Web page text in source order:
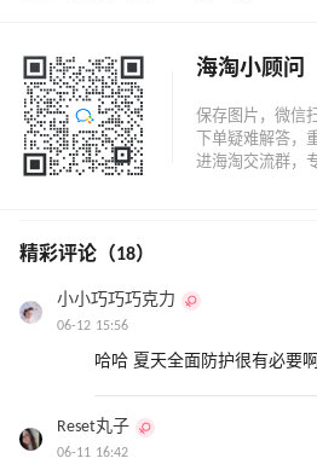
海淘小顾问
精彩评论（18）
小小巧巧巧克力
06-12 15:56
哈哈 夏天全面防护很有必要啊
Reset丸子
06-11 16:42